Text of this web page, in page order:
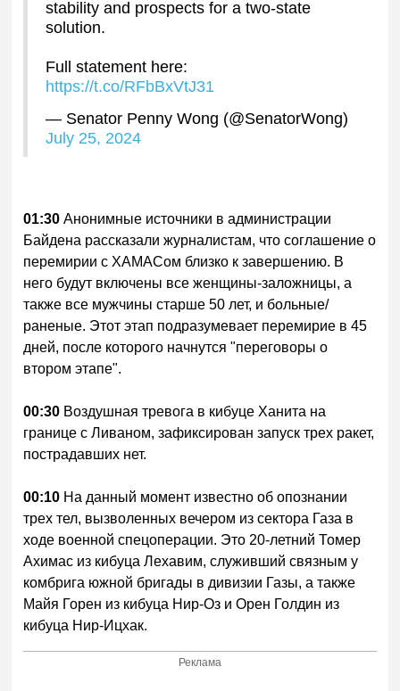
stability and prospects for a two-state
solution.
Full statement here:
https://t.co/RFbBxVtJ31
— Senator Penny Wong (@SenatorWong)
July 25, 2024
01:30 Анонимные источники в администрации
Байдена рассказали журналистам, что соглашение о
перемирии с ХАМАСом близко к завершению. В
него будут включены все женщины-заложницы, а
также все мужчины старше 50 лет, и больные/
раненые. Этот этап подразумевает перемирие в 45
дней, после которого начнутся "переговоры о
втором этапе".
00:30 Воздушная тревога в кибуце Ханита на
границе с Ливаном, зафиксирован запуск трех ракет,
пострадавших нет.
00:10 На данный момент известно об опознании
трех тел, вызволенных вечером из сектора Газа в
ходе военной спецоперации. Это 20-летний Томер
Ахимас из кибуца Лехавим, служивший связным у
комбрига южной бригады в дивизии Газы, а также
Майя Горен из кибуца Нир-Оз и Орен Голдин из
кибуца Нир-Ицхак.
Реклама